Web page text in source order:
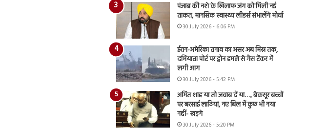
पंजाब की नशे के खिलाफ जंग को मिली नई
ताकत, मानसिक स्वास्थ्य लीडर्स संभालेंगे मोर्चा
30 July 2026 - 6:06 PM
ईरान-अमेरिका तनाव का असर अब मिस्र तक,
दमियाता पोर्ट पर ड्रोन हमले से गैस टैंकर में
लगी आग
30 July 2026 - 5:42 PM
अमित शाह या तो जवाब दें या…., बेकसूर बच्चों
पर बरसाई लाठियां, नए बिल में कुछ भी नया
नहीं- खड़गे
30 July 2026 - 5:20 PM